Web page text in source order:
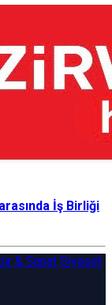
İş Birliği
& Sanat Siyaset